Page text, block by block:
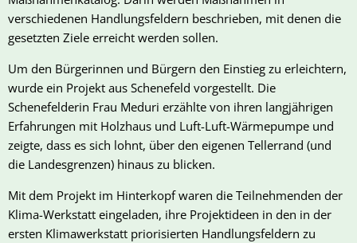
verschiedenen Handlungsfeldern beschrieben, mit denen die
gesetzten Ziele erreicht werden sollen.
Um den Bürgerinnen und Bürgern den Einstieg zu erleichtern,
wurde ein Projekt aus Schenefeld vorgestellt. Die
Schenefelderin Frau Meduri erzählte von ihren langjährigen
Erfahrungen mit Holzhaus und Luft-Luft-Wärmepumpe und
zeigte, dass es sich lohnt, über den eigenen Tellerrand (und
die Landesgrenzen) hinaus zu blicken.
Mit dem Projekt im Hinterkopf waren die Teilnehmenden der
Klima-Werkstatt eingeladen, ihre Projektideen in den in der
ersten Klimawerkstatt priorisierten Handlungsfeldern zu